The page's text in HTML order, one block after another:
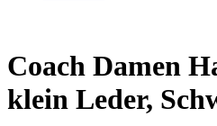
Coach Damen
klein Leder,